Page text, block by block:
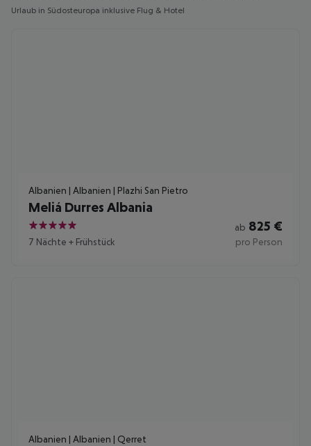
Urlaub in Südosteuropa inklusive Flug & Hotel
Albanien | Albanien | Plazhi San Pietro
Meliá Durres Albania
5
7 Nächte + Frühstück
ab 825 €
pro Person
Albanien | Albanien | Qerret